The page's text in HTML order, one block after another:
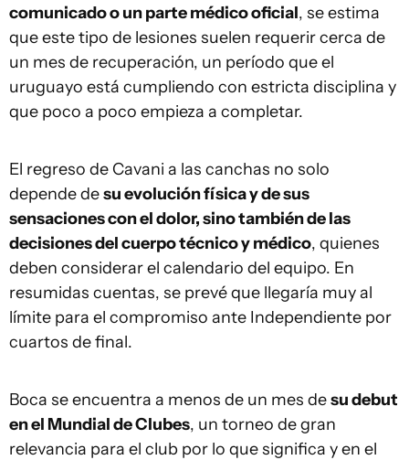
comunicado o un parte médico oficial, se estima
que este tipo de lesiones suelen requerir cerca de
un mes de recuperación, un período que el
uruguayo está cumpliendo con estricta disciplina y
que poco a poco empieza a completar.
El regreso de Cavani a las canchas no solo
depende desu evolución física y de sus
sensaciones con el dolor, sino también de las
decisiones del cuerpo técnico y médico, quienes
deben considerar el calendario del equipo. En
resumidas cuentas, se prevé que llegaría muy al
límite para el compromiso ante Independiente por
cuartos de final.
Boca se encuentra a menos de un mes desu debut
en el Mundial de Clubes, un torneo de gran
relevancia para el club por lo que significa y en el